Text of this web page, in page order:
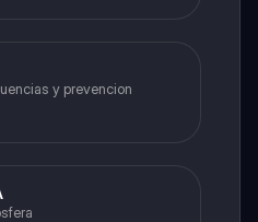
y prevencion